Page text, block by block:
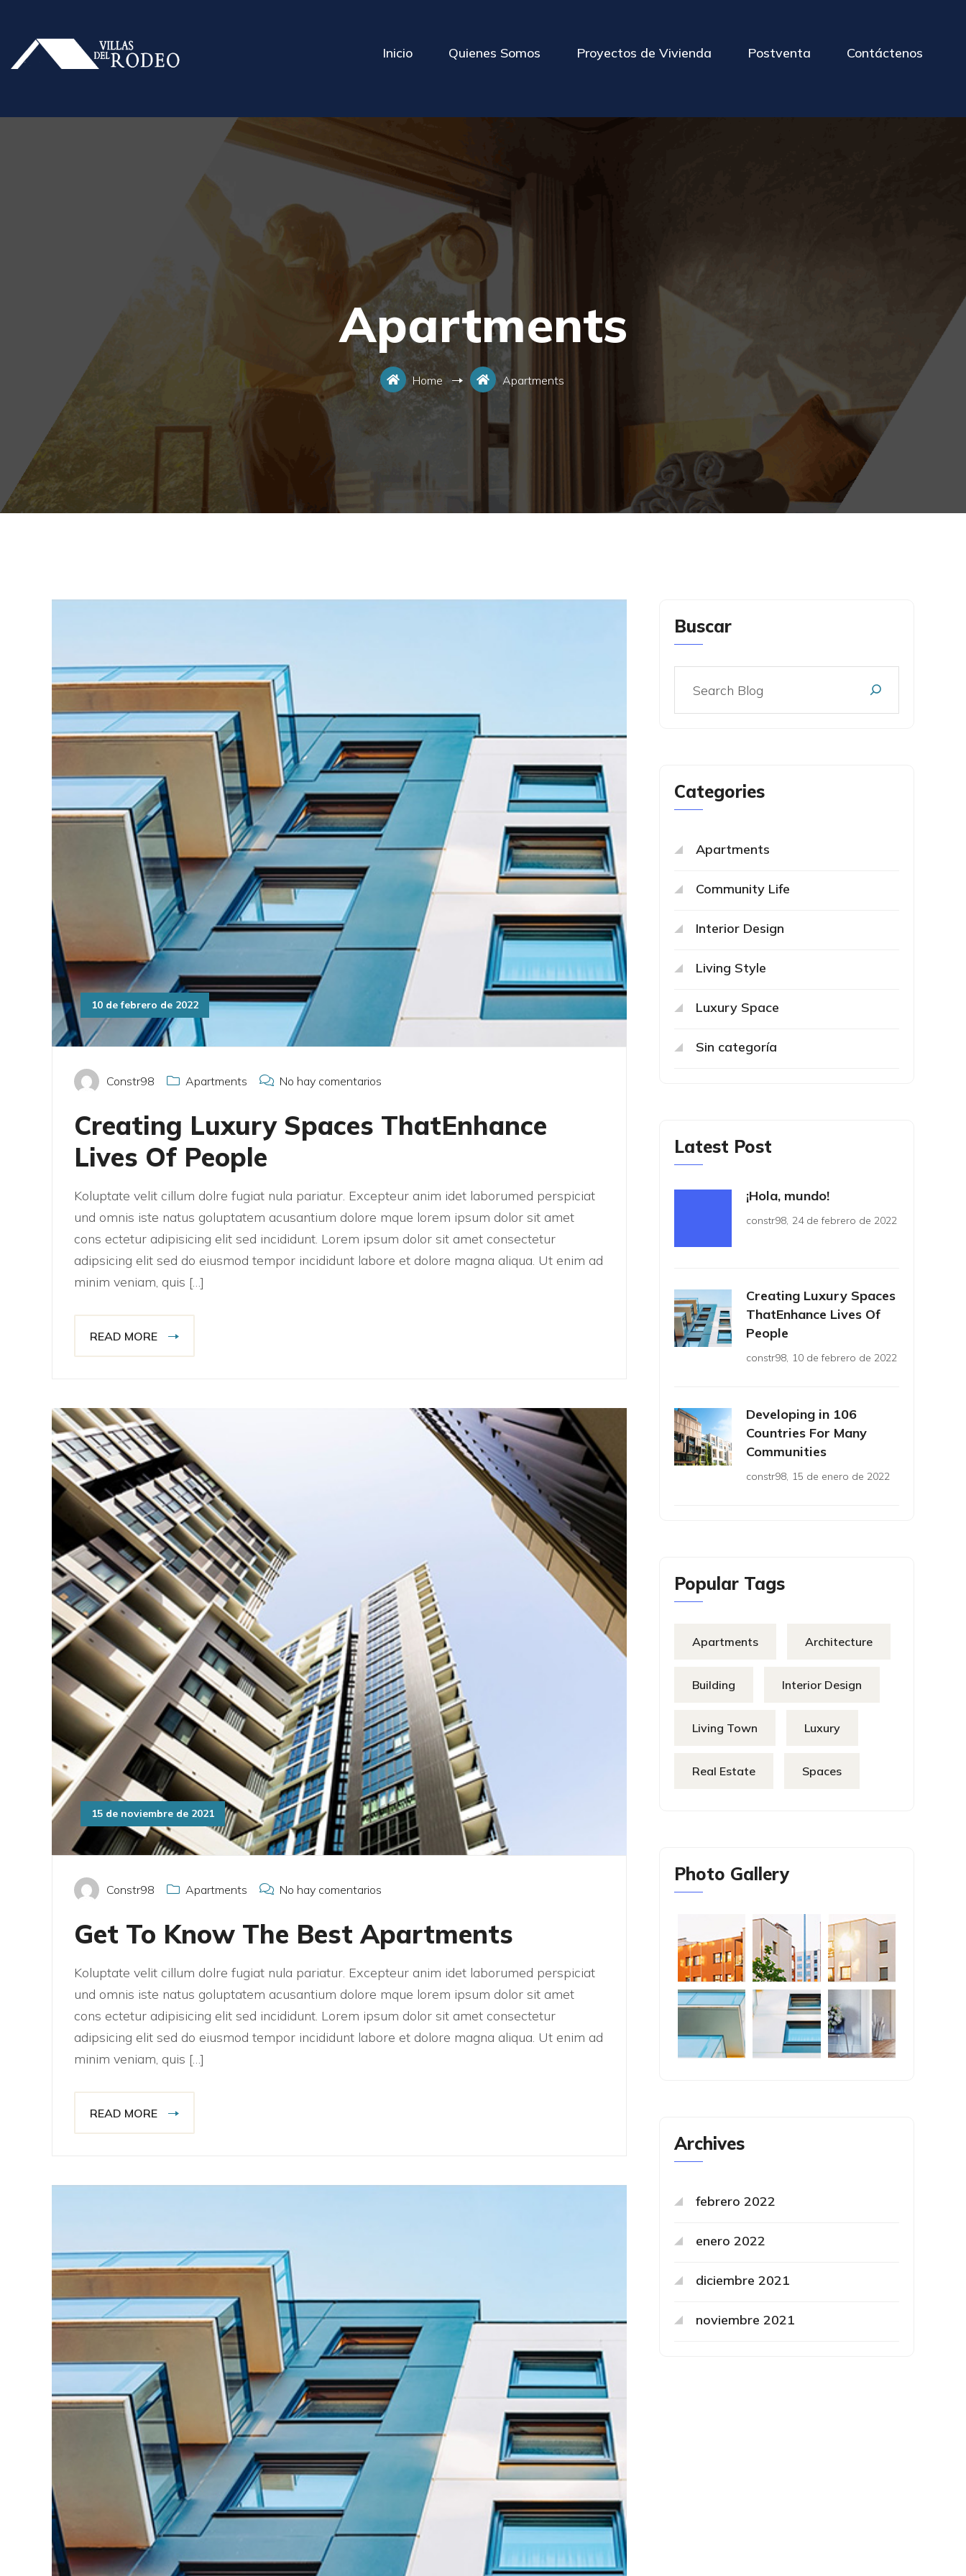
Inicio Quienes Somos Proyectos de Vivienda Postventa Contáctenos
Apartments
Home Apartments
10 de febrero de 2022
Constr98 Apartments No hay comentarios
Creating Luxury Spaces ThatEnhance
Lives Of People
Koluptate velit cillum dolre fugiat nula pariatur. Excepteur anim idet laborumed perspiciat
und omnis iste natus goluptatem acusantium dolore mque lorem ipsum dolor sit amet
cons ectetur adipisicing elit sed incididunt. Lorem ipsum dolor sit amet consectetur
adipsicing elit sed do eiusmod tempor incididunt labore et dolore magna aliqua. Ut enim ad
minim veniam, quis […]
READ MORE
15 de noviembre de 2021
Constr98 Apartments No hay comentarios
Get To Know The Best Apartments
Koluptate velit cillum dolre fugiat nula pariatur. Excepteur anim idet laborumed perspiciat
und omnis iste natus goluptatem acusantium dolore mque lorem ipsum dolor sit amet
cons ectetur adipisicing elit sed incididunt. Lorem ipsum dolor sit amet consectetur
adipsicing elit sed do eiusmod tempor incididunt labore et dolore magna aliqua. Ut enim ad
minim veniam, quis […]
READ MORE
Buscar
Categories
Apartments
Community Life
Interior Design
Living Style
Luxury Space
Sin categoría
Latest Post
¡Hola, mundo!
constr98, 24 de febrero de 2022
Creating Luxury Spaces
ThatEnhance Lives Of
People
constr98, 10 de febrero de 2022
Developing in 106
Countries For Many
Communities
constr98, 15 de enero de 2022
Popular Tags
Apartments Architecture
Building Interior Design
Living Town Luxury
Real Estate Spaces
Photo Gallery
Archives
febrero 2022
enero 2022
diciembre 2021
noviembre 2021